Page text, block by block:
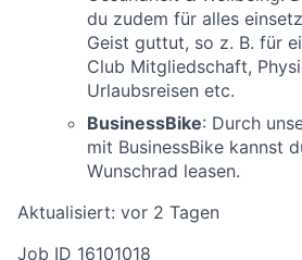
du zudem für alles
Geist guttut, so z. B. für
Club Mitgliedschaft,
Urlaubsreisen etc.
BusinessBike: Durch
mit BusinessBike kannst
Wunschrad leasen.
Aktualisiert: vor 2 Tagen
Job ID 16101018